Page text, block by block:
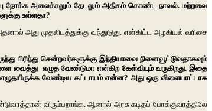
நோக்க அலைச்சலும் தேடலும் அதிகம் கொண்ட நாவல். மற்றவை
உள்ளதா?
அது முதலிடத்துக்கு வந்துடுது. என்கிட்ட அழகியல் வரிசை
பிரிந்து சென்றவர்களுக்கு இந்தியாவை நினைவூட்டுவதாகவும்
வைத்து எழுத வேண்டுமா என்கிற கேள்வியும் வருகிறது. இதை
வேண்டிய கட்டாயம் என்ன? அது ஒரு விளையாட்டாக
விரும்பறாங்க. ஆனால் அரசு கடிதப் போக்குவரத்திலே